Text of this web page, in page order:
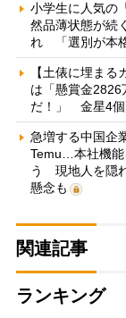
小学生に人気の
然品薄状態が続
れ 「選別が本
【土俵に埋ま
は「懸賞金2826
だ！」 金星4個
急増する中国企
Temu…本社機能
う 現地人を隠
懸念も
関連記事
ランキング